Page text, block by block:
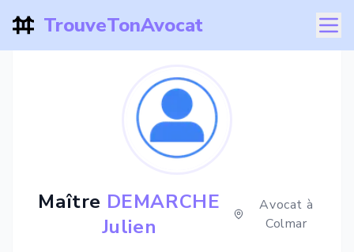
TrouveTonAvocat
Maître DEMARCHE
Julien
Avocat à
Colmar